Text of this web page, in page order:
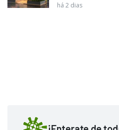
há 2 dias